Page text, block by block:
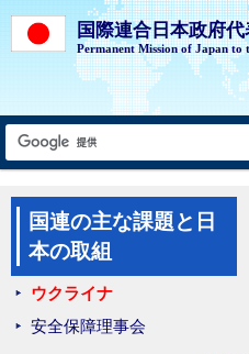
国際連合日本政府
Permanent Mission of Japan to
国連の主な課題と日
本の取組
ウクライナ
安全保障理事会